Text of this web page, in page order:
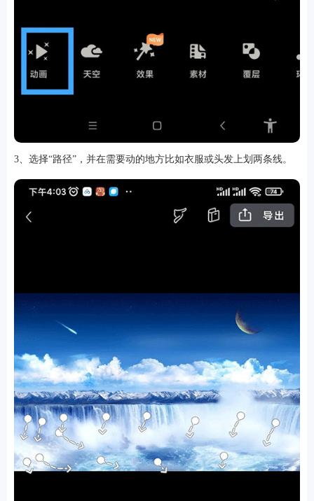
3、选择“路径”，并在需要动的地方比如衣服或头发上划两条线。